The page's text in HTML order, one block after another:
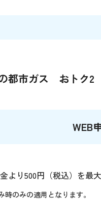
都市ガス おトク2
WEB
より500円（税込）を最
のみの適用となります。